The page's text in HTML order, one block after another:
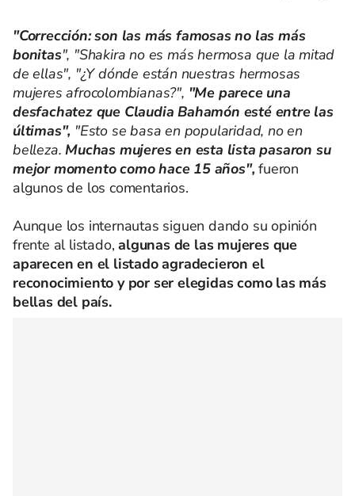
"Corrección: son las más famosas no las más
bonitas", "Shakira no es más hermosa que la mitad
de ellas", "¿Y dónde están nuestras hermosas
mujeres afrocolombianas?", "Me parece una
desfachatez que Claudia Bahamón esté entre las
últimas", "Esto se basa en popularidad, no en
belleza.Muchas mujeres en esta lista pasaron su
mejor momento como hace 15 años", fueron
algunos de los comentarios.
Aunque los internautas siguen dando su opinión
frente al listado,algunas de las mujeres que
aparecen en el listado agradecieron el
reconocimiento y por ser elegidas como las más
bellas del país.